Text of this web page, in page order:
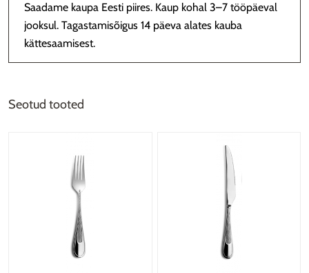
Saadame kaupa Eesti piires. Kaup kohal 3–7 tööpäeval
jooksul. Tagastamisõigus 14 päeva alates kauba
kättesaamisest.
Seotud tooted